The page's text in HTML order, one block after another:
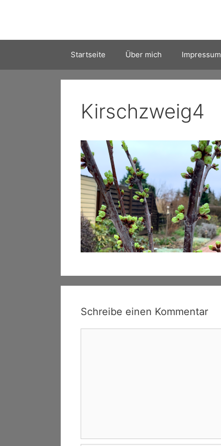
Startseite Über mich Impressum
Kirschzweig4
Schreibe einen Kommentar